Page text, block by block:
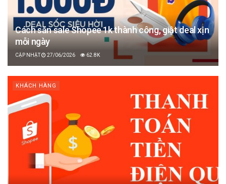
Cách săn sale Shopee 1k thành công, giật deal xịn
mỗi ngày
27/06/2026 62.8K
KHÁCH HÀNG